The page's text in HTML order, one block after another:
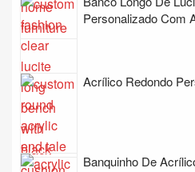
Personalizado Com
Acrílico Redondo
Banquinho De